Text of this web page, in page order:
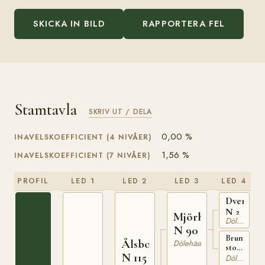
SKICKA IN BILD RAPPORTERA FEL
Stamtavla SKRIV UT / DELA
INAVELSKOEFFICIENT (4 NIVÅER) 0,00 %
INAVELSKOEFFICIENT (7 NIVÅER) 1,56 %
PROFIL LED 1 LED 2
Ålsborken
N 115
LED 3
Mjörhingsten
N 90
Dölehäst
LED 4
N 2
Dölehäst
Brunt
sto
föddDölehäst